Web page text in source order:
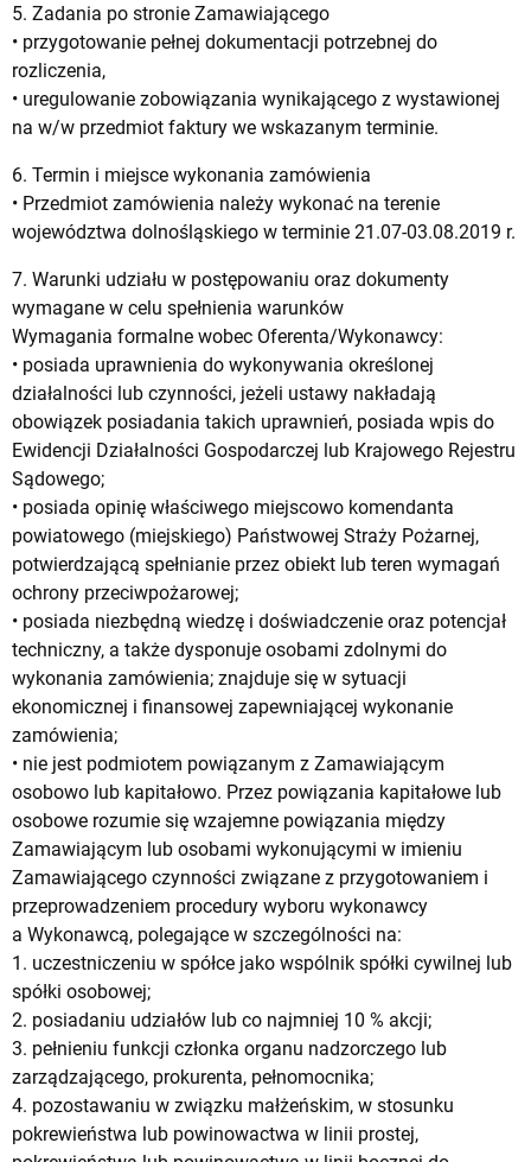
5. Zadania po stronie Zamawiającego
• przygotowanie pełnej dokumentacji potrzebnej do
rozliczenia,
• uregulowanie zobowiązania wynikającego z wystawionej
na w/w przedmiot faktury we wskazanym terminie.
6. Termin i miejsce wykonania zamówienia
• Przedmiot zamówienia należy wykonać na terenie
województwa dolnośląskiego w terminie 21.07-03.08.2019 r.
7. Warunki udziału w postępowaniu oraz dokumenty
wymagane w celu spełnienia warunków
Wymagania formalne wobec Oferenta/Wykonawcy:
• posiada uprawnienia do wykonywania określonej
działalności lub czynności, jeżeli ustawy nakładają
obowiązek posiadania takich uprawnień, posiada wpis do
Ewidencji Działalności Gospodarczej lub Krajowego Rejestru
Sądowego;
• posiada opinię właściwego miejscowo komendanta
powiatowego (miejskiego) Państwowej Straży Pożarnej,
potwierdzającą spełnianie przez obiekt lub teren wymagań
ochrony przeciwpożarowej;
• posiada niezbędną wiedzę i doświadczenie oraz potencjał
techniczny, a także dysponuje osobami zdolnymi do
wykonania zamówienia; znajduje się w sytuacji
ekonomicznej i finansowej zapewniającej wykonanie
zamówienia;
• nie jest podmiotem powiązanym z Zamawiającym
osobowo lub kapitałowo. Przez powiązania kapitałowe lub
osobowe rozumie się wzajemne powiązania między
Zamawiającym lub osobami wykonującymi w imieniu
Zamawiającego czynności związane z przygotowaniem i
przeprowadzeniem procedury wyboru wykonawcy
a Wykonawcą, polegające w szczególności na:
1. uczestniczeniu w spółce jako wspólnik spółki cywilnej lub
spółki osobowej;
2. posiadaniu udziałów lub co najmniej 10 % akcji;
3. pełnieniu funkcji członka organu nadzorczego lub
zarządzającego, prokurenta, pełnomocnika;
4. pozostawaniu w związku małżeńskim, w stosunku
pokrewieństwa lub powinowactwa w linii prostej,